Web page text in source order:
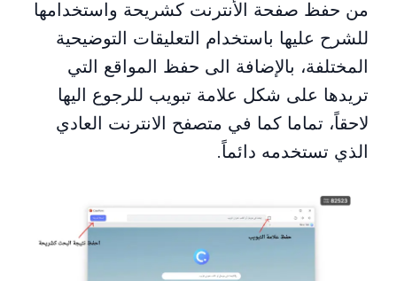
من حفظ صفحة الأنترنت كشريحة واستخدامها
للشرح عليها باستخدام التعليقات التوضيحية
المختلفة، بالإضافة الى حفظ المواقع التي
تريدها على شكل علامة تبويب للرجوع اليها
لاحقاً، تماما كما في متصفح الانترنت العادي
الذي تستخدمه دائماً.